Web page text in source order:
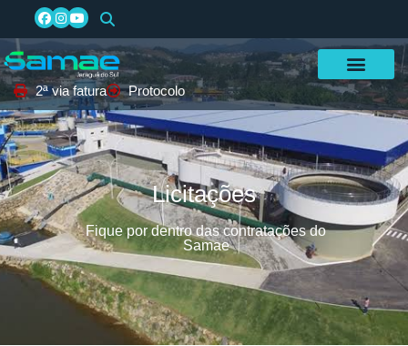
2ª via fatura Protocolo
Licitações
Fique por dentro das contratações do
Samae